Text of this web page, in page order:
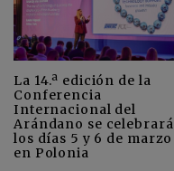
La 14.ª edición de la
Conferencia
Internacional del
Arándano se celebrará
los días 5 y 6 de marzo
en Polonia